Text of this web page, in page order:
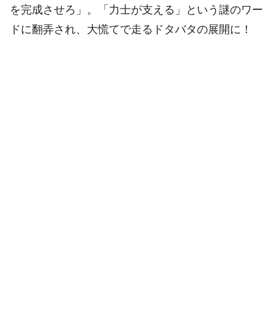
を完成させろ」。「力士が支える」という謎のワー
ドに翻弄され、大慌てで走るドタバタの展開に！